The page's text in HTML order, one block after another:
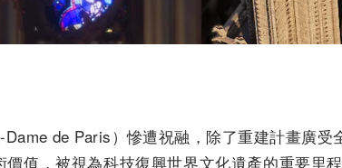
de Paris）慘遭祝融，除了重建計畫廣
值，被視為科技復興世界文化遺產的重要里